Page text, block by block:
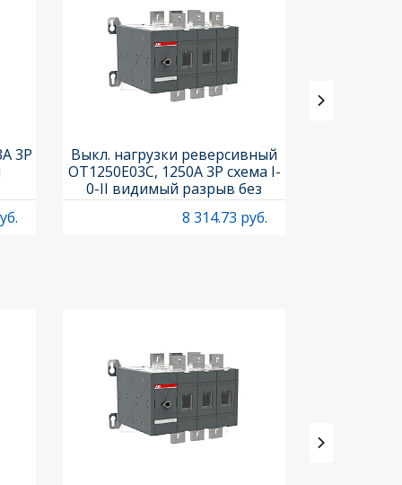
3P
Выкл. нагрузки реверсивный
OT1250E03C, 1250A 3P схема I-
0-II видимый разрыв без
рукоятки
8 314.73 руб.